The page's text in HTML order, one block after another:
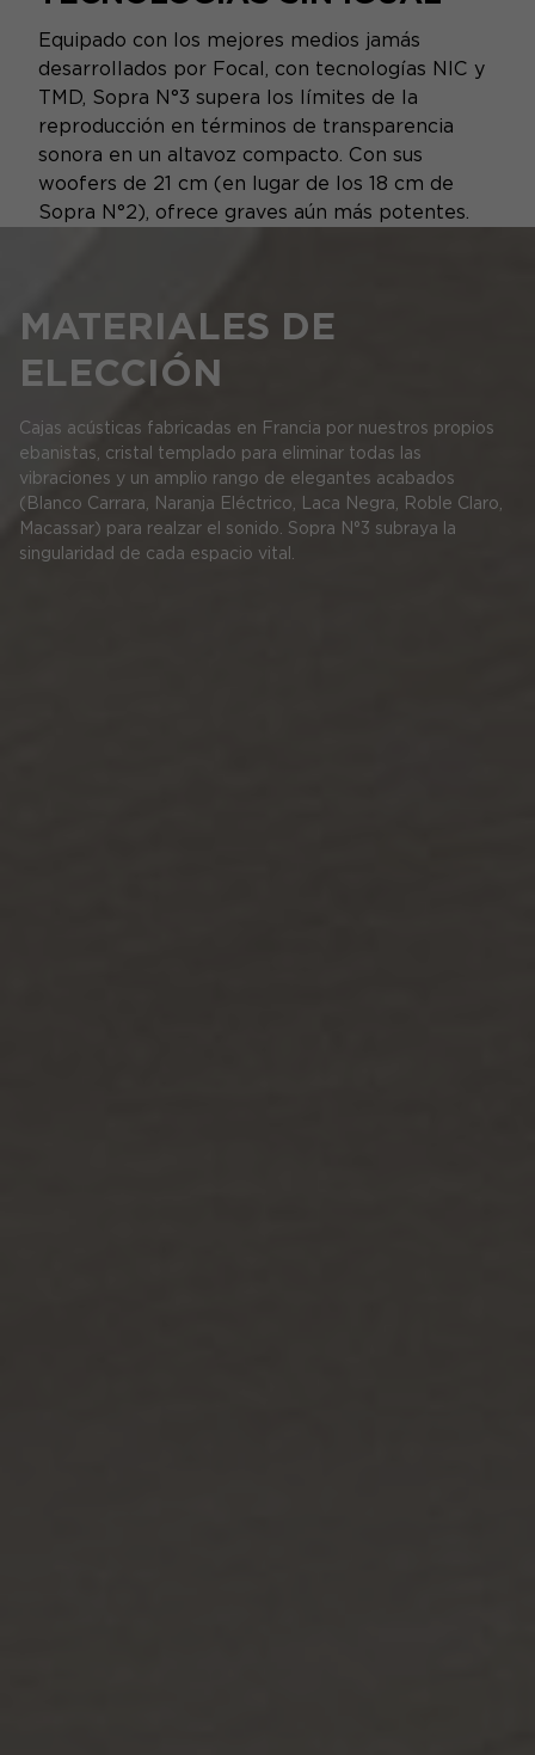
Equipado con los mejores medios jamás
desarrollados por Focal, con tecnologías NIC y
TMD, Sopra N°3 supera los límites de la
reproducción en términos de transparencia
sonora en un altavoz compacto. Con sus
woofers de 21 cm (en lugar de los 18 cm de
Sopra N°2), ofrece graves aún más potentes.
MATERIALES DE
ELECCIÓN
Cajas acústicas fabricadas en Francia por nuestros propios
ebanistas, cristal templado para eliminar todas las
vibraciones y un amplio rango de elegantes acabados
(Blanco Carrara, Naranja Eléctrico, Laca Negra, Roble Claro,
Macassar) para realzar el sonido. Sopra N°3 subraya la
singularidad de cada espacio vital.